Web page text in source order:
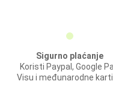
Sigurno plaćanje
Koristi Paypal, Google
Visu i međunarodne